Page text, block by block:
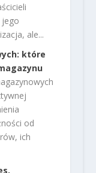
jego
ale...
które
od
ich